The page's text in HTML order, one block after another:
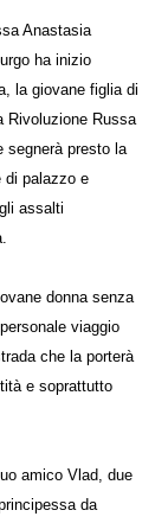
Anastasia
ha inizio
la giovane figlia di
Rivoluzione Russa
segnerà presto la
di palazzo e
assalti
donna senza
viaggio
che la porterà
e soprattutto
amico Vlad, due
da